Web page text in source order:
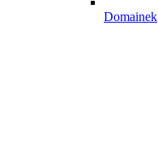
Domainek